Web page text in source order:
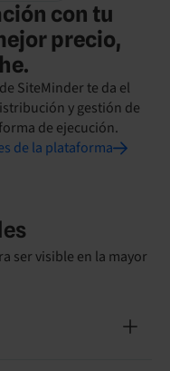
con tu
precio,
SiteMinder te da el
y gestión de
de ejecución.
de la plataforma
ser visible en la mayor